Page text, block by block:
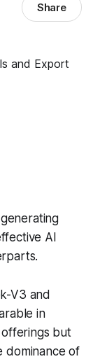
Share
AI
V3 and
in
but
dominance of